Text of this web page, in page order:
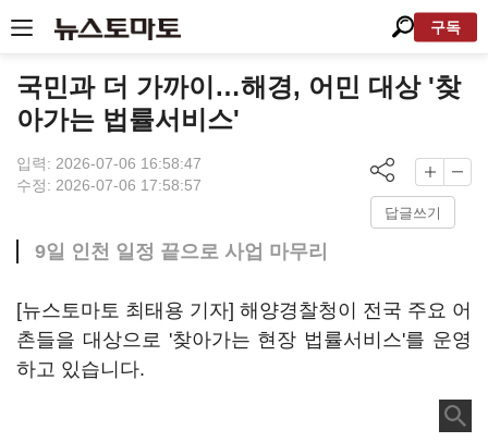
구독
국민과 더 가까이…해경, 어민 대상 '찾
아가는 법률서비스'
입력: 2026-07-06 16:58:47
수정: 2026-07-06 17:58:57
답글쓰기
9일 인천 일정 끝으로 사업 마무리
[뉴스토마토 최태용 기자] 해양경찰청이 전국 주요 어
촌들을 대상으로 '찾아가는 현장 법률서비스'를 운영
하고 있습니다.